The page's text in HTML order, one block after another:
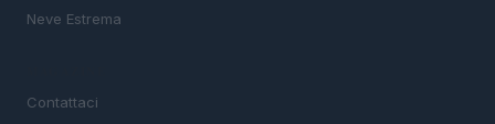
Neve Estrema
Contattaci